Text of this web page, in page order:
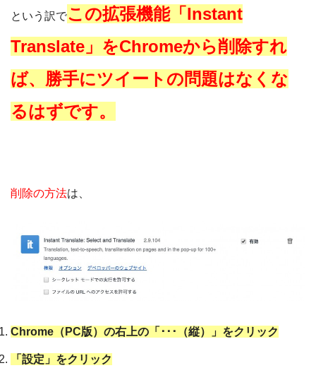
という訳でこの拡張機能「Instant
Translate」をChromeから削除すれ
ば、勝手にツイートの問題はなくな
るはずです。
削除の方法は、
Chrome（PC版）の右上の「･･･（縦）」をクリック
「設定」をクリック